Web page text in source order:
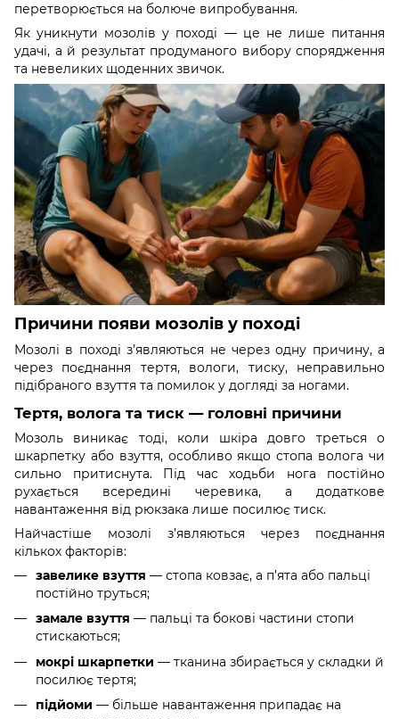
перетворюється на болюче випробування.
Як уникнути мозолів у поході — це не лише питання
удачі, а й результат продуманого вибору спорядження
та невеликих щоденних звичок.
Причини появи мозолів у поході
Мозолі в поході з’являються не через одну причину, а
через поєднання тертя, вологи, тиску, неправильно
підібраного взуття та помилок у догляді за ногами.
Тертя, волога та тиск — головні причини
Мозоль виникає тоді, коли шкіра довго треться о
шкарпетку або взуття, особливо якщо стопа волога чи
сильно притиснута. Під час ходьби нога постійно
рухається всередині черевика, а додаткове
навантаження від рюкзака лише посилює тиск.
Найчастіше мозолі з’являються через поєднання
кількох факторів:
завелике взуття — стопа ковзає, а п’ята або пальці
постійно труться;
замале взуття — пальці та бокові частини стопи
стискаються;
мокрі шкарпетки — тканина збирається у складки й
посилює тертя;
підйоми — більше навантаження припадає на